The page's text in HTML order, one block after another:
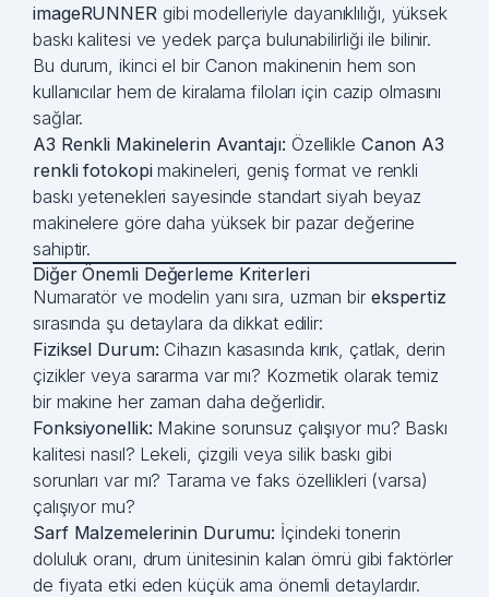
imageRUNNER gibi modelleriyle dayanıklılığı, yüksek
baskı kalitesi ve yedek parça bulunabilirliği ile bilinir.
Bu durum, ikinci el bir Canon makinenin hem son
kullanıcılar hem de kiralama filoları için cazip olmasını
sağlar.
A3 Renkli Makinelerin Avantajı: Özellikle Canon A3
renkli fotokopimakineleri, geniş format ve renkli
baskı yetenekleri sayesinde standart siyah beyaz
makinelere göre daha yüksek bir pazar değerine
sahiptir.
Diğer Önemli Değerleme Kriterleri
Numaratör ve modelin yanı sıra, uzman bir ekspertiz
sırasında şu detaylara da dikkat edilir:
Fiziksel Durum: Cihazın kasasında kırık, çatlak, derin
çizikler veya sararma var mı? Kozmetik olarak temiz
bir makine her zaman daha değerlidir.
Fonksiyonellik: Makine sorunsuz çalışıyor mu? Baskı
kalitesi nasıl? Lekeli, çizgili veya silik baskı gibi
sorunları var mı? Tarama ve faks özellikleri (varsa)
çalışıyor mu?
Sarf Malzemelerinin Durumu: İçindeki tonerin
doluluk oranı, drum ünitesinin kalan ömrü gibi faktörler
de fiyata etki eden küçük ama önemli detaylardır.